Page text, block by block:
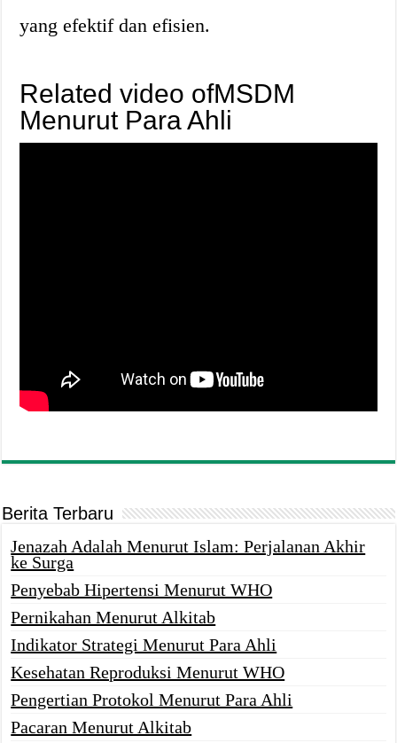
yang efektif dan efisien.
Related video ofMSDM
Menurut Para Ahli
Berita Terbaru
Jenazah Adalah Menurut Islam: Perjalanan Akhir
ke Surga
Penyebab Hipertensi Menurut WHO
Pernikahan Menurut Alkitab
Indikator Strategi Menurut Para Ahli
Kesehatan Reproduksi Menurut WHO
Pengertian Protokol Menurut Para Ahli
Pacaran Menurut Alkitab